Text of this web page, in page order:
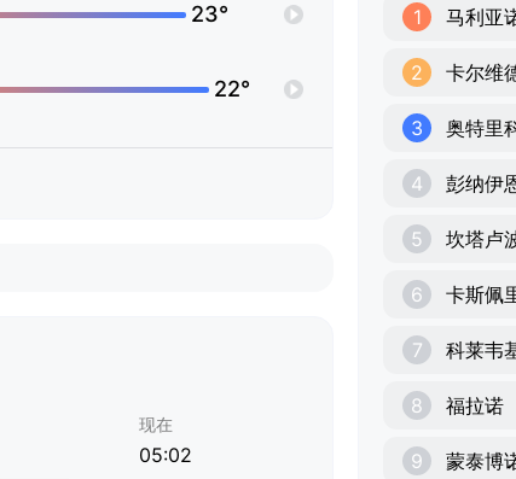
23°
22°
现在
05:02
1 马利亚
2 卡尔维
3 奥特里
4 彭纳伊
5 坎塔卢
6 卡斯佩
7 科莱韦
8 福拉诺
9 蒙泰博